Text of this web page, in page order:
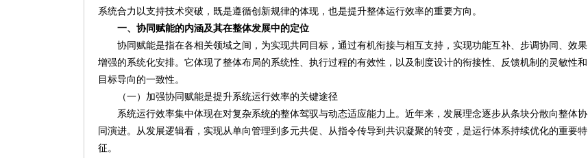
系统合力以支持技术突破，既是遵循创新规律的体现，也是提升整体运行效率的重要方向。
一、协同赋能的内涵及其在整体发展中的定位
协同赋能是指在各相关领域之间，为实现共同目标，通过有机衔接与相互支持，实现功能互补、步调协同、效果
增强的系统化安排。它体现了整体布局的系统性、执行过程的有效性，以及制度设计的衔接性、反馈机制的灵敏性和
目标导向的一致性。
（一）加强协同赋能是提升系统运行效率的关键途径
系统运行效率集中体现在对复杂系统的整体驾驭与动态适应能力上。近年来，发展理念逐步从条块分散向整体协
同演进。从发展逻辑看，实现从单向管理到多元共促、从指令传导到共识凝聚的转变，是运行体系持续优化的重要特
征。